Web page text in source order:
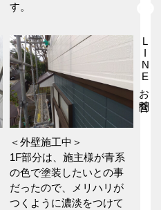
す。
＜外壁施工中＞
1F部分は、施主様が青系
の色で塗装したいとの事
だったので、メリハリが
つくように濃淡をつけて
LINEお問合せ